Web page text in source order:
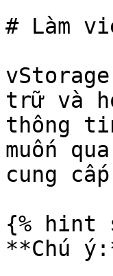
# Làm
trữ và
thông
muốn
cung
{% hint
**Chú